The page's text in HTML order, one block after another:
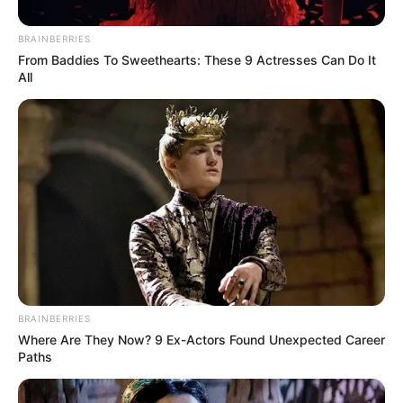
No participó en la pelea, pero sí tenía un arma
de guerra
Durante el procedimiento policial, las autoridades no
lograron capturar al agresor, pero sí sorprendieron a un
joven de 24 años que observaba la escena con aparente
tranquilidad… lo que no sabían es que portaba una
subametralladora mini uzi calibre 7.65 mm, equipada con
proveedor y ocho cartuchos.
El sujeto no estaba vinculado directamente a la pelea,
pero el solo hecho de portar un arma de ese tipo sin
autorización fue suficiente para ser capturado y
BRAINBERRIES
From Baddies To Sweethearts: These 9 Actresses Can Do It
All
BRAINBERRIES
Where Are They Now? 9 Ex-Actors Found Unexpected Career
Paths